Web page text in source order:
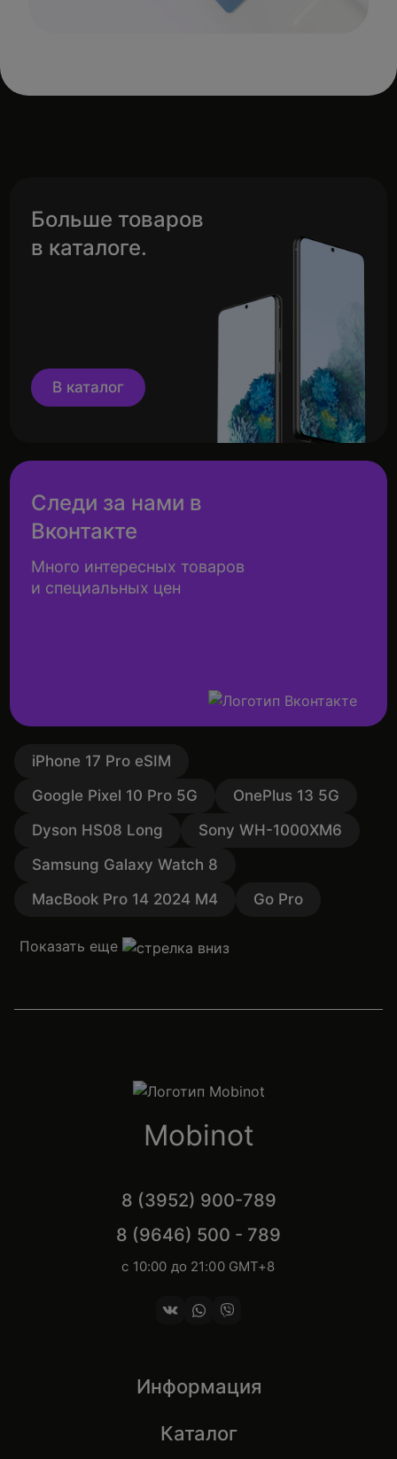
Больше товаров
в каталоге.
В каталог
Следи за нами в
Вконтакте
Много интересных товаров
и специальных цен
iPhone 17 Pro eSIM
Google Pixel 10 Pro 5G
OnePlus 13 5G
Dyson HS08 Long
Sony WH-1000XM6
Samsung Galaxy Watch 8
MacBook Pro 14 2024 M4
Go Pro
Показать еще
Mobinot
8 (3952) 900-789
8 (9646) 500 - 789
с 10:00 до 21:00 GMT+8
Информация
Каталог